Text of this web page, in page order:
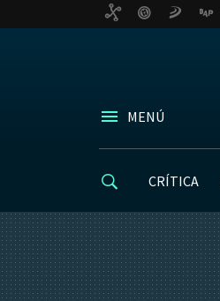
MENÚ
CRÍTICA